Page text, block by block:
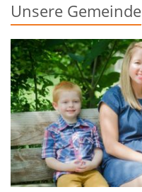
Unsere Gemeinde